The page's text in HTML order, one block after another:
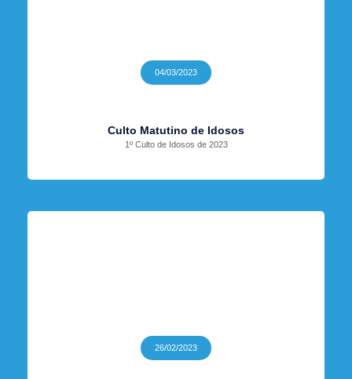
04/03/2023
Culto Matutino de Idosos
1º Culto de Idosos de 2023
26/02/2023